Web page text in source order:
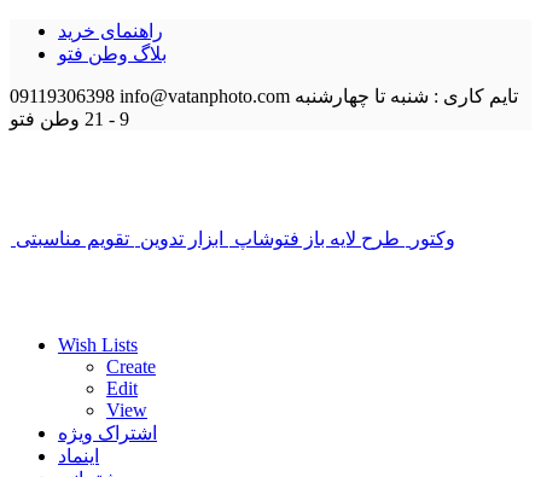
راهنمای خرید
بلاگ وطن فتو
09119306398 info@vatanphoto.com تایم کاری : شنبه تا چهارشنبه
9 - 21
وطن فتو
وکتور طرح لایه باز فتوشاپ ابزار تدوین تقویم مناسبتی
Wish Lists
Create
Edit
View
اشتراک ویژه
اینماد